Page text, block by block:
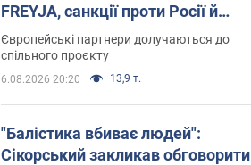
FREYJA, санкції проти Росії й
підтримку аграріїв. Відео
Європейські партнери долучаються до
спільного проєкту
6.08.2026 20:20 13,9 т.
"Балістика вбиває людей":
Сікорський закликав обговорити